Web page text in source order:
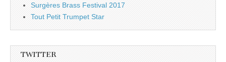
Surgères Brass Festival 2017
Tout Petit Trumpet Star
TWITTER